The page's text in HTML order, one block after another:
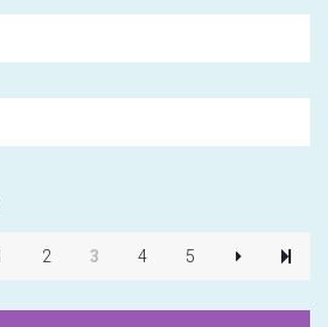
2 3 4 5